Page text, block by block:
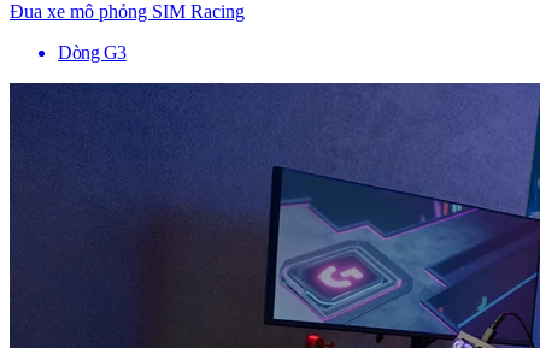
Đua xe mô phỏng SIM Racing
Dòng G3